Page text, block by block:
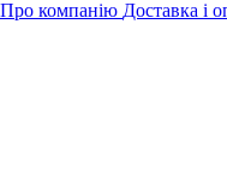
Про компанію Доставка і